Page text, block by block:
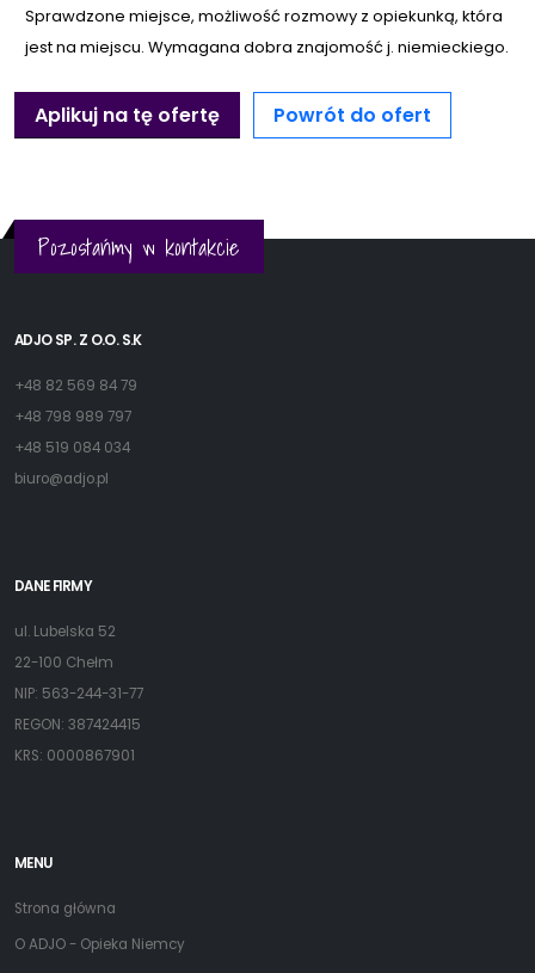
Sprawdzone miejsce, możliwość rozmowy z opiekunką, która
jest na miejscu. Wymagana dobra znajomość j. niemieckiego.
Aplikuj na tę ofertę Powrót do ofert
Pozostańmy w kontakcie
ADJO SP. Z O.O. S.K
+48 82 569 84 79
+48 798 989 797
+48 519 084 034
biuro@adjo.pl
DANE FIRMY
ul. Lubelska 52
22-100 Chełm
NIP: 563-244-31-77
REGON: 387424415
KRS: 0000867901
MENU
Strona główna
O ADJO - Opieka Niemcy